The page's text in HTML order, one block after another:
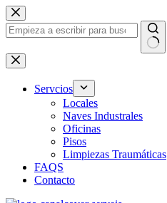
Saltar
al
contenido
Sin
resultados
Servcios
Locales
Naves Industrales
Oficinas
Pisos
Limpiezas Traumáticas
FAQS
Contacto